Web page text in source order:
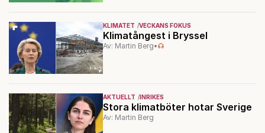
KLIMATET VECKANS FOKUS
Klimatångest i Bryssel
Av: Martin Berg•
AKTUELLT INRIKES
Stora klimatböter hotar Sverige
Av: Martin Berg